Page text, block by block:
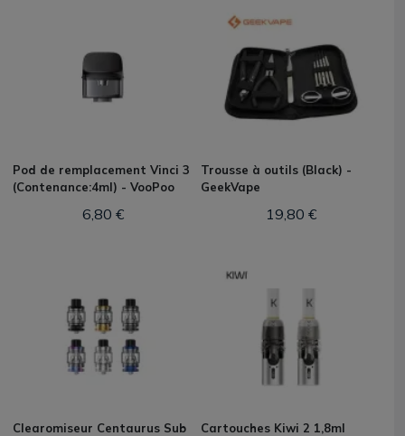
Pod de remplacement Vinci 3
(Contenance:4ml) - VooPoo
6,80 €
Trousse à outils (Black) -
GeekVape
19,80 €
Clearomiseur Centaurus Sub
Cartouches Kiwi 2 1,8ml